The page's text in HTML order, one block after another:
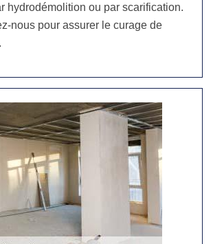
hydrodémolition ou par scarification.
nous pour assurer le curage de